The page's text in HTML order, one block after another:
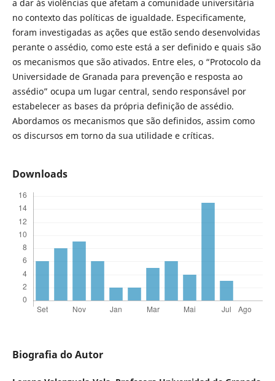
a dar às violências que afetam a comunidade universitária
no contexto das políticas de igualdade. Especificamente,
foram investigadas as ações que estão sendo desenvolvidas
perante o assédio, como este está a ser definido e quais são
os mecanismos que são ativados. Entre eles, o “Protocolo da
Universidade de Granada para prevenção e resposta ao
assédio” ocupa um lugar central, sendo responsável por
estabelecer as bases da própria definição de assédio.
Abordamos os mecanismos que são definidos, assim como
os discursos em torno da sua utilidade e críticas.
Downloads
Biografia do Autor